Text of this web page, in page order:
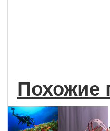
Похожие